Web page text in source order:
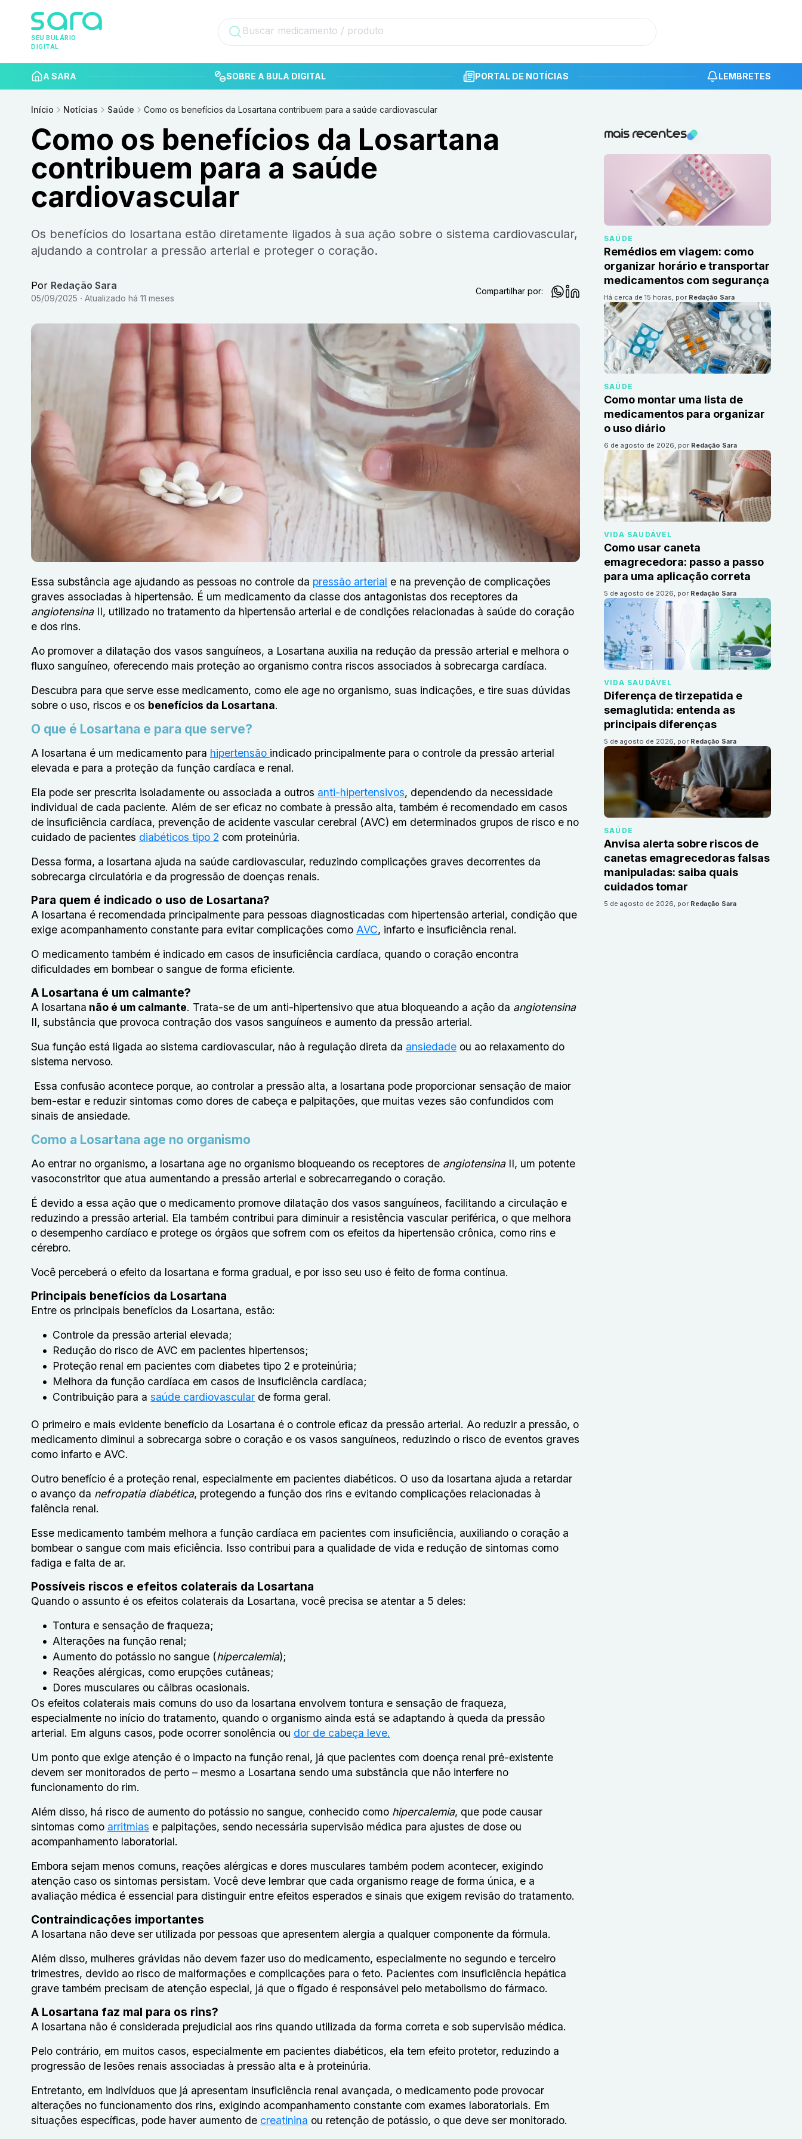
SEU BULÁRIO
DIGITAL
A SARA SOBRE A BULA DIGITAL PORTAL DE NOTÍCIAS LEMBRETES
Início Notícias Saúde Como os benefícios da Losartana contribuem para a saúde cardiovascular
Como os benefícios da Losartana
contribuem para a saúde
cardiovascular
Os benefícios do losartana estão diretamente ligados à sua ação sobre o sistema cardiovascular,
ajudando a controlar a pressão arterial e proteger o coração.
Por Redação Sara
05/09/2025 Atualizado há 11 meses
Compartilhar por:
Essa substância age ajudando as pessoas no controle da pressão arterial e na prevenção de complicações
graves associadas à hipertensão. É um medicamento da classe dos antagonistas dos receptores da
angiotensina II, utilizado no tratamento da hipertensão arterial e de condições relacionadas à saúde do coração
e dos rins.
Ao promover a dilatação dos vasos sanguíneos, a Losartana auxilia na redução da pressão arterial e melhora o
fluxo sanguíneo, oferecendo mais proteção ao organismo contra riscos associados à sobrecarga cardíaca.
Descubra para que serve esse medicamento, como ele age no organismo, suas indicações, e tire suas dúvidas
sobre o uso, riscos e os benefícios da Losartana.
O que é Losartana e para que serve?
A losartana é um medicamento para hipertensão indicado principalmente para o controle da pressão arterial
elevada e para a proteção da função cardíaca e renal.
Ela pode ser prescrita isoladamente ou associada a outros anti-hipertensivos, dependendo da necessidade
individual de cada paciente. Além de ser eficaz no combate à pressão alta, também é recomendado em casos
de insuficiência cardíaca, prevenção de acidente vascular cerebral (AVC) em determinados grupos de risco e no
cuidado de pacientes diabéticos tipo 2 com proteinúria.
Dessa forma, a losartana ajuda na saúde cardiovascular, reduzindo complicações graves decorrentes da
sobrecarga circulatória e da progressão de doenças renais.
Para quem é indicado o uso de Losartana?
A losartana é recomendada principalmente para pessoas diagnosticadas com hipertensão arterial, condição que
exige acompanhamento constante para evitar complicações como AVC, infarto e insuficiência renal.
O medicamento também é indicado em casos de insuficiência cardíaca, quando o coração encontra
dificuldades em bombear o sangue de forma eficiente.
A Losartana é um calmante?
A losartana não é um calmante. Trata-se de um anti-hipertensivo que atua bloqueando a ação da angiotensina
II, substância que provoca contração dos vasos sanguíneos e aumento da pressão arterial.
Sua função está ligada ao sistema cardiovascular, não à regulação direta da ansiedade ou ao relaxamento do
sistema nervoso.
Essa confusão acontece porque, ao controlar a pressão alta, a losartana pode proporcionar sensação de maior
bem-estar e reduzir sintomas como dores de cabeça e palpitações, que muitas vezes são confundidos com
sinais de ansiedade.
Como a Losartana age no organismo
Ao entrar no organismo, a losartana age no organismo bloqueando os receptores de angiotensina II, um potente
vasoconstritor que atua aumentando a pressão arterial e sobrecarregando o coração.
É devido a essa ação que o medicamento promove dilatação dos vasos sanguíneos, facilitando a circulação e
reduzindo a pressão arterial. Ela também contribui para diminuir a resistência vascular periférica, o que melhora
o desempenho cardíaco e protege os órgãos que sofrem com os efeitos da hipertensão crônica, como rins e
cérebro.
Você perceberá o efeito da losartana e forma gradual, e por isso seu uso é feito de forma contínua.
Principais benefícios da Losartana
Entre os principais benefícios da Losartana, estão:
Controle da pressão arterial elevada;
Redução do risco de AVC em pacientes hipertensos;
Proteção renal em pacientes com diabetes tipo 2 e proteinúria;
Melhora da função cardíaca em casos de insuficiência cardíaca;
Contribuição para asaúde cardiovascular de forma geral.
O primeiro e mais evidente benefício da Losartana é o controle eficaz da pressão arterial. Ao reduzir a pressão, o
medicamento diminui a sobrecarga sobre o coração e os vasos sanguíneos, reduzindo o risco de eventos graves
como infarto e AVC.
Outro benefício é a proteção renal, especialmente em pacientes diabéticos. O uso da losartana ajuda a retardar
o avanço da nefropatia diabética, protegendo a função dos rins e evitando complicações relacionadas à
falência renal.
Esse medicamento também melhora a função cardíaca em pacientes com insuficiência, auxiliando o coração a
bombear o sangue com mais eficiência. Isso contribui para a qualidade de vida e redução de sintomas como
fadiga e falta de ar.
Possíveis riscos e efeitos colaterais da Losartana
Quando o assunto é os efeitos colaterais da Losartana, você precisa se atentar a 5 deles:
Tontura e sensação de fraqueza;
Alterações na função renal;
Aumento do potássio no sangue (hipercalemia);
Reações alérgicas, como erupções cutâneas;
Dores musculares ou cãibras ocasionais.
Os efeitos colaterais mais comuns do uso da losartana envolvem tontura e sensação de fraqueza,
especialmente no início do tratamento, quando o organismo ainda está se adaptando à queda da pressão
arterial. Em alguns casos, pode ocorrer sonolência ou dor de cabeça leve.
Um ponto que exige atenção é o impacto na função renal, já que pacientes com doença renal pré-existente
devem ser monitorados de perto – mesmo a Losartana sendo uma substância que não interfere no
funcionamento do rim.
Além disso, há risco de aumento do potássio no sangue, conhecido como hipercalemia, que pode causar
sintomas como arritmias e palpitações, sendo necessária supervisão médica para ajustes de dose ou
acompanhamento laboratorial.
Embora sejam menos comuns, reações alérgicas e dores musculares também podem acontecer, exigindo
atenção caso os sintomas persistam. Você deve lembrar que cada organismo reage de forma única, e a
avaliação médica é essencial para distinguir entre efeitos esperados e sinais que exigem revisão do tratamento.
Contraindicações importantes
A losartana não deve ser utilizada por pessoas que apresentem alergia a qualquer componente da fórmula.
Além disso, mulheres grávidas não devem fazer uso do medicamento, especialmente no segundo e terceiro
trimestres, devido ao risco de malformações e complicações para o feto. Pacientes com insuficiência hepática
grave também precisam de atenção especial, já que o fígado é responsável pelo metabolismo do fármaco.
A Losartana faz mal para os rins?
A losartana não é considerada prejudicial aos rins quando utilizada da forma correta e sob supervisão médica.
Pelo contrário, em muitos casos, especialmente em pacientes diabéticos, ela tem efeito protetor, reduzindo a
progressão de lesões renais associadas à pressão alta e à proteinúria.
Entretanto, em indivíduos que já apresentam insuficiência renal avançada, o medicamento pode provocar
alterações no funcionamento dos rins, exigindo acompanhamento constante com exames laboratoriais. Em
situações específicas, pode haver aumento de creatinina ou retenção de potássio, o que deve ser monitorado.
Notícias recentes
mais recentes
SAÚDE
Remédios em viagem: como
organizar horário e transportar
medicamentos com segurança
há cerca de 15 horas, por Redação Sara
SAÚDE
Como montar uma lista de
medicamentos para organizar
o uso diário
6 de agosto de 2026, por Redação Sara
VIDA SAUDÁVEL
Como usar caneta
emagrecedora: passo a passo
para uma aplicação correta
5 de agosto de 2026, por Redação Sara
VIDA SAUDÁVEL
Diferença de tirzepatida e
semaglutida: entenda as
principais diferenças
5 de agosto de 2026, por Redação Sara
SAÚDE
Anvisa alerta sobre riscos de
canetas emagrecedoras falsas
manipuladas: saiba quais
cuidados tomar
5 de agosto de 2026, por Redação Sara